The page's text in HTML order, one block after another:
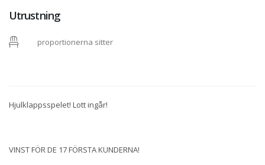
Utrustning
proportionerna sitter
Hjulklappsspelet! Lott ingår!
VINST FÖR DE 17 FÖRSTA KUNDERNA!